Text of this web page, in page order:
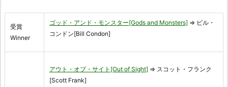
受賞
Winner
ゴッド・アンド・モンスター[Gods and Monsters] ⇒ ビル・
コンドン[Bill Condon]
アウト・オブ・サイト[Out of Sight] ⇒ スコット・フランク
[Scott Frank]